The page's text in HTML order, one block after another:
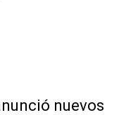
nuevos